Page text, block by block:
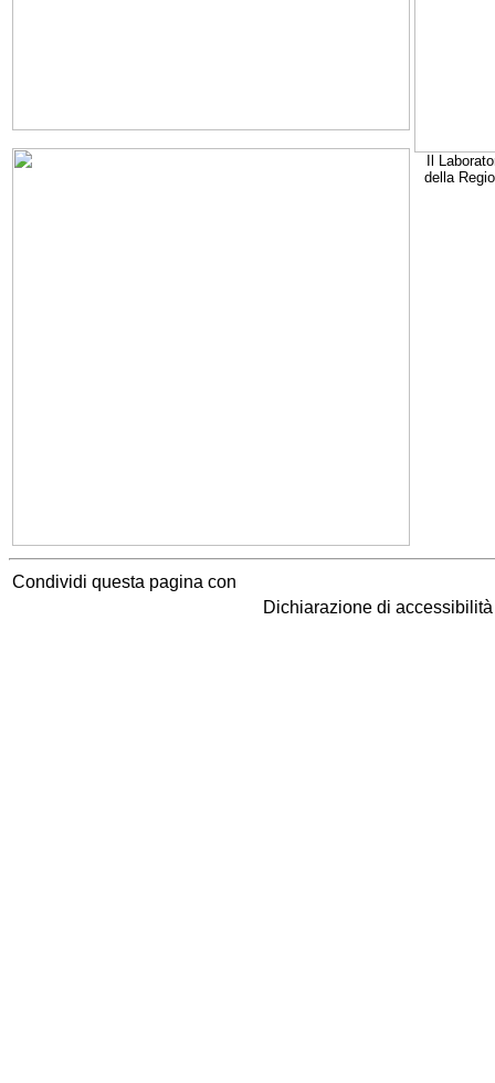
Il
della
Condividi questa pagina con
Dichiarazione di